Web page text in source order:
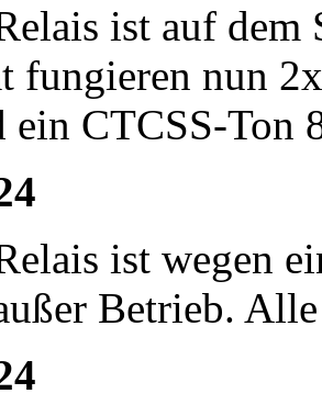
ist auf
fungieren nun
ein CTCSS-Ton
ist wegen
Betrieb.